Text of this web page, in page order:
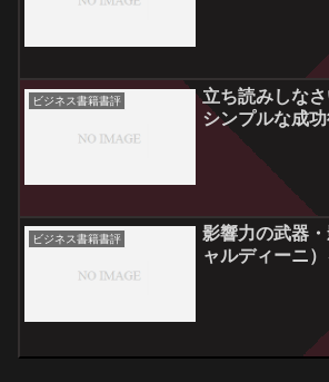
ビジネス書籍書評
立ち読みしな
シンプルな成功
ビジネス書籍書評
影響力の武器
ャルディーニ